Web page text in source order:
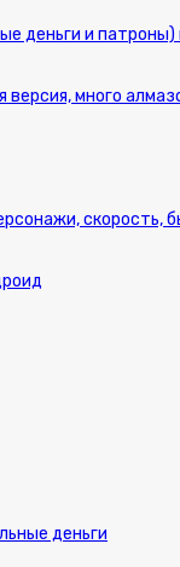
деньги и
много
деньги